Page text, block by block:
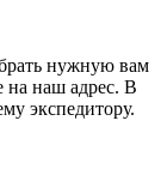
нужную вам
на наш адрес. В
экспедитору.